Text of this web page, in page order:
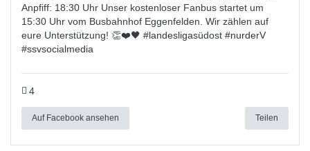
Anpfiff: 18:30 Uhr Unser kostenloser Fanbus startet um
15:30 Uhr vom Busbahnhof Eggenfelden. Wir zählen auf
eure Unterstützung! 👏❤️🖤 #landesligasüdost #nurderV
#ssvsocialmedia
4
Auf Facebook ansehen Teilen